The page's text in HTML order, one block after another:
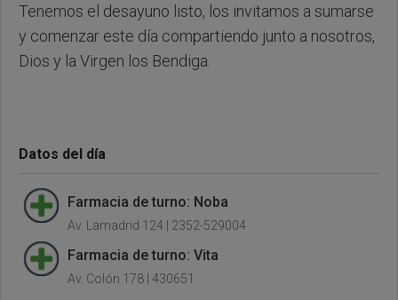
Tenemos el desayuno listo, los invitamos a sumarse
y comenzar este día compartiendo junto a nosotros,
Dios y la Virgen los Bendiga.
Datos del día
Farmacia de turno: Noba
Av. Lamadrid 124 | 2352-529004
Farmacia de turno: Vita
Av. Colón 178 | 430651